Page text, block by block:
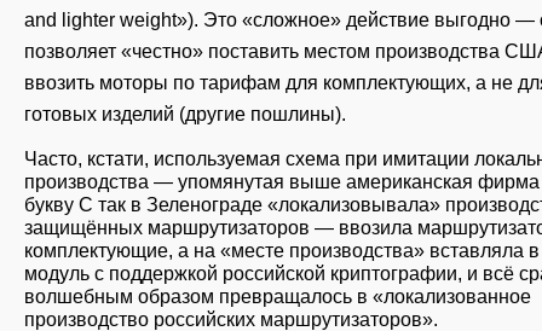
and lighter weight»). Это «сложное» действие выгодно —
позволяет «честно» поставить местом производства
ввозить моторы по тарифам для комплектующих, а не
готовых изделий (другие пошлины).
Часто, кстати, используемая схема при имитации
производства — упомянутая выше американская
букву C так в Зеленограде «локализовывала»
защищённых маршрутизаторов — ввозила
комплектующие, а на «месте производства» вставляла
модуль с поддержкой российской криптографии, и всё
волшебным образом превращалось в «локализованное
производство российских маршрутизаторов».